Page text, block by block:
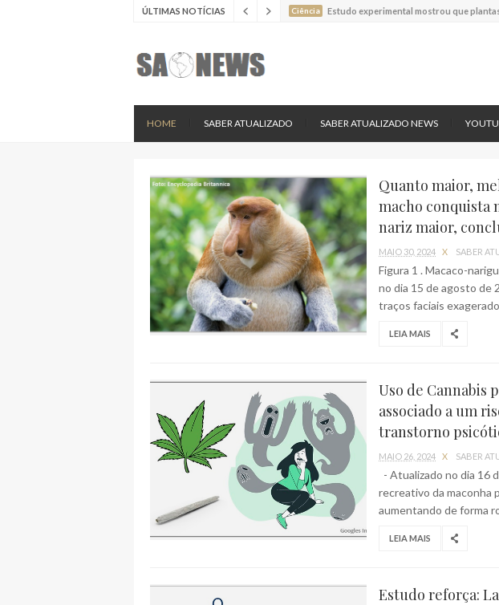
ÚLTIMAS NOTÍCIAS Ciência Estudo experimental mostrou que
Batimentos cardíacos promovem
HOME SABER ATUALIZADO SABER ATUALIZADO NEWS
Quanto maior,
macho conquista
nariz maior,
MAIO 30, 2024 X SABER
Figura 1 . Macaco-
no dia 15 de agosto de
traços faciais
LEIA MAIS
Uso de Cannabis
associado a um
transtorno
MAIO 26, 2024 X SABER
- Atualizado no dia 16
recreativo da maconha
aumentando de forma
LEIA MAIS
Estudo reforça: